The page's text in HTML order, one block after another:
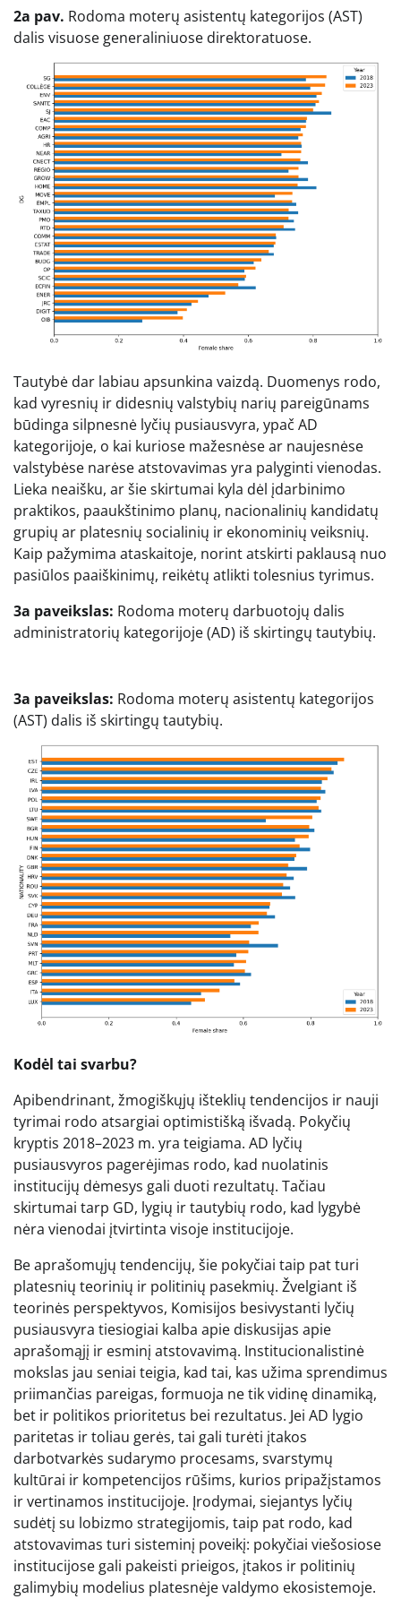
2a pav. Rodoma moterų asistentų kategorijos (AST)
dalis visuose generaliniuose direktoratuose.
Tautybė dar labiau apsunkina vaizdą. Duomenys rodo,
kad vyresnių ir didesnių valstybių narių pareigūnams
būdinga silpnesnė lyčių pusiausvyra, ypač AD
kategorijoje, o kai kuriose mažesnėse ar naujesnėse
valstybėse narėse atstovavimas yra palyginti vienodas.
Lieka neaišku, ar šie skirtumai kyla dėl įdarbinimo
praktikos, paaukštinimo planų, nacionalinių kandidatų
grupių ar platesnių socialinių ir ekonominių veiksnių.
Kaip pažymima ataskaitoje, norint atskirti paklausą nuo
pasiūlos paaiškinimų, reikėtų atlikti tolesnius tyrimus.
3a paveikslas: Rodoma moterų darbuotojų dalis
administratorių kategorijoje (AD) iš skirtingų tautybių.
3a paveikslas: Rodoma moterų asistentų kategorijos
(AST) dalis iš skirtingų tautybių.
Kodėl tai svarbu?
Apibendrinant, žmogiškųjų išteklių tendencijos ir nauji
tyrimai rodo atsargiai optimistišką išvadą. Pokyčių
kryptis 2018–2023 m. yra teigiama. AD lyčių
pusiausvyros pagerėjimas rodo, kad nuolatinis
institucijų dėmesys gali duoti rezultatų. Tačiau
skirtumai tarp GD, lygių ir tautybių rodo, kad lygybė
nėra vienodai įtvirtinta visoje institucijoje.
Be aprašomųjų tendencijų, šie pokyčiai taip pat turi
platesnių teorinių ir politinių pasekmių. Žvelgiant iš
teorinės perspektyvos, Komisijos besivystanti lyčių
pusiausvyra tiesiogiai kalba apie diskusijas apie
aprašomąjį ir esminį atstovavimą. Institucionalistinė
mokslas jau seniai teigia, kad tai, kas užima sprendimus
priimančias pareigas, formuoja ne tik vidinę dinamiką,
bet ir politikos prioritetus bei rezultatus. Jei AD lygio
paritetas ir toliau gerės, tai gali turėti įtakos
darbotvarkės sudarymo procesams, svarstymų
kultūrai ir kompetencijos rūšims, kurios pripažįstamos
ir vertinamos institucijoje. Įrodymai, siejantys lyčių
sudėtį su lobizmo strategijomis, taip pat rodo, kad
atstovavimas turi sisteminį poveikį: pokyčiai viešosiose
institucijose gali pakeisti prieigos, įtakos ir politinių
galimybių modelius platesnėje valdymo ekosistemoje.